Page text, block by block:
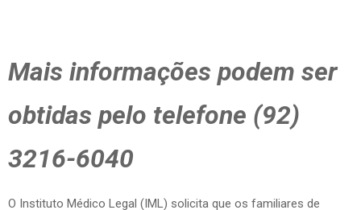
Mais informações podem ser
obtidas pelo telefone (92)
3216-6040
O Instituto Médico Legal (IML) solicita que os familiares de